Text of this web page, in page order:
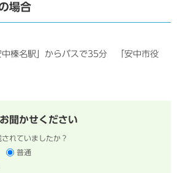
場合
榛名駅」からバスで35分 「安中市役
聞かせください
れていましたか？
普通